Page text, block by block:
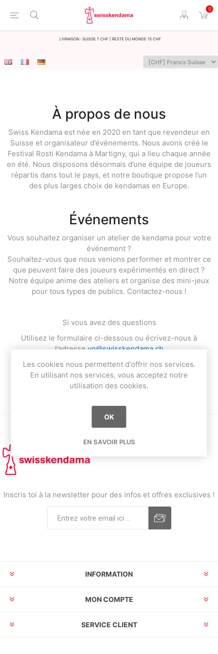
0
LIvraison : Suisse 7 CHF | Reste du monde 15 CHF
À propos de nous
Swiss Kendama est née en 2020 en tant que revendeur en
Suisse et organisateur d’événements. Nous avons créé le
Festival Rosti Kendama à Martigny, qui a lieu chaque année
en été. Nous disposons désormais d’une équipe de joueurs
répartis dans tout le pays, et notre boutique propose l’un
des plus larges choix de kendamas en Europe.
Événements
Vous souhaitez organiser un atelier de kendama pour votre
événement ?
Souhaitez-vous que nous venions performer et montrer ce
que peuvent faire des joueurs expérimentés en direct ?
Notre équipe anime des ateliers et organise des mini-jeux
pour tous types de publics. Contactez-nous !
Si vous avez des questions
Utilisez le formulaire ci-dessous ou écrivez-nous à
l’adresseyo@swisskendama.ch
ou appelez-nous au+41215522102
Inscris toi à la newsletter pour des infos et offres exclusives !
INFORMATION
MON COMPTE
SERVICE CLIENT
Les cookies nous permettent d'offrir nos services.
En utilisant nos services, vous acceptez notre
utilisation des cookies.
OK
EN SAVOIR PLUS